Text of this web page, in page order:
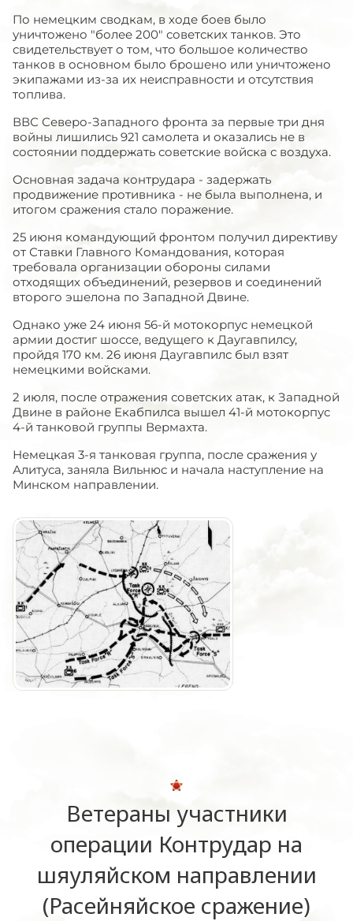
По немецким сводкам, в ходе боев было
уничтожено "более 200" советских танков. Это
свидетельствует о том, что большое количество
танков в основном было брошено или уничтожено
экипажами из-за их неисправности и отсутствия
топлива.
ВВС Северо-Западного фронта за первые три дня
войны лишились 921 самолета и оказались не в
состоянии поддержать советские войска с воздуха.
Основная задача контрудара - задержать
продвижение противника - не была выполнена, и
итогом сражения стало поражение.
25 июня командующий фронтом получил директиву
от Ставки Главного Командования, которая
требовала организации обороны силами
отходящих объединений, резервов и соединений
второго эшелона по Западной Двине.
Однако уже 24 июня 56-й мотокорпус немецкой
армии достиг шоссе, ведущего к Даугавпилсу,
пройдя 170 км. 26 июня Даугавпилс был взят
немецкими войсками.
2 июля, после отражения советских атак, к Западной
Двине в районе Екабпилса вышел 41-й мотокорпус
4-й танковой группы Вермахта.
Немецкая 3-я танковая группа, после сражения у
Алитуса, заняла Вильнюс и начала наступление на
Минском направлении.
Ветераны участники
операции Контрудар на
шяуляйском направлении
(Расейняйское сражение)